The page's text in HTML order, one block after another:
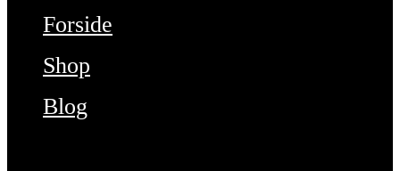
Bare endnu et fitness websted
Forside
Shop
Blog